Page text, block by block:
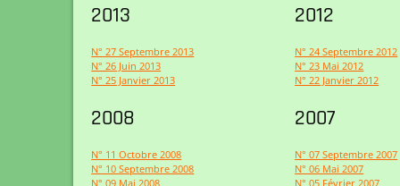
2013
N° 27 Septembre 2013
N° 26 Juin 2013
N° 25 Janvier 2013
2012
N° 24 Septembre 2012
N° 23 Mai 2012
N° 22 Janvier 2012
2008
N° 11 Octobre 2008
N° 10 Septembre 2008
N° 09 Mai 2008
2007
N° 07 Septembre 2007
N° 06 Mai 2007
N° 05 Février 2007